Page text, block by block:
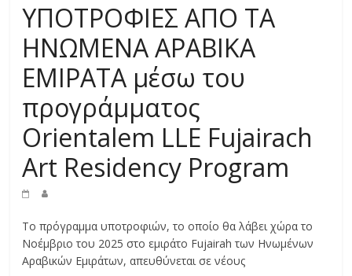
ΥΠΟΤΡΟΦΙΕΣ ΑΠΟ ΤΑ
ΗΝΩΜΕΝΑ ΑΡΑΒΙΚΑ
ΕΜΙΡΑΤΑ μέσω του
προγράμματος
Orientalem LLE Fujairach
Art Residency Program
Το πρόγραμμα υποτροφιών, το οποίο θα λάβει χώρα το
Νοέμβριο του 2025 στο εμιράτο Fujairah των Ηνωμένων
Αραβικών Εμιράτων, απευθύνεται σε νέους